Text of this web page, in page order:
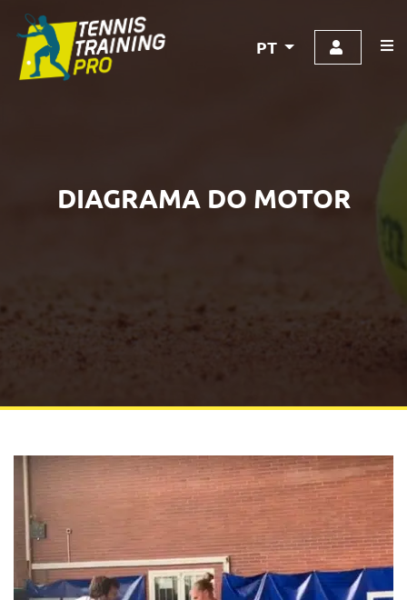
PT
DIAGRAMA DO MOTOR